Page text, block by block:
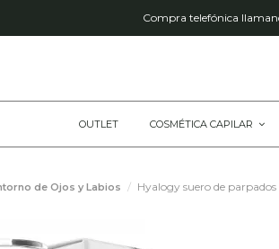
Compra telefónica
OUTLET COSMÉTICA CAPILAR
de Ojos y Labios Hyalogy suero de